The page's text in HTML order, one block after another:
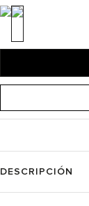
DESCRIPCIÓN